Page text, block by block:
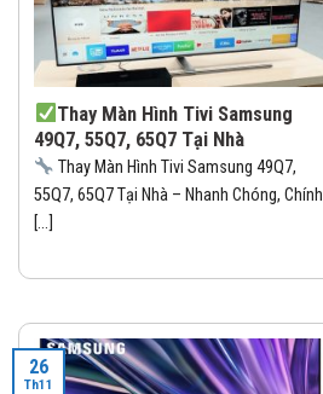
Thay Màn Hình Tivi Samsung
49Q7, 55Q7, 65Q7 Tại Nhà
Thay Màn Hình Tivi Samsung 49Q7,
55Q7, 65Q7 Tại Nhà – Nhanh Chóng, Chính
[...]
26
Th11